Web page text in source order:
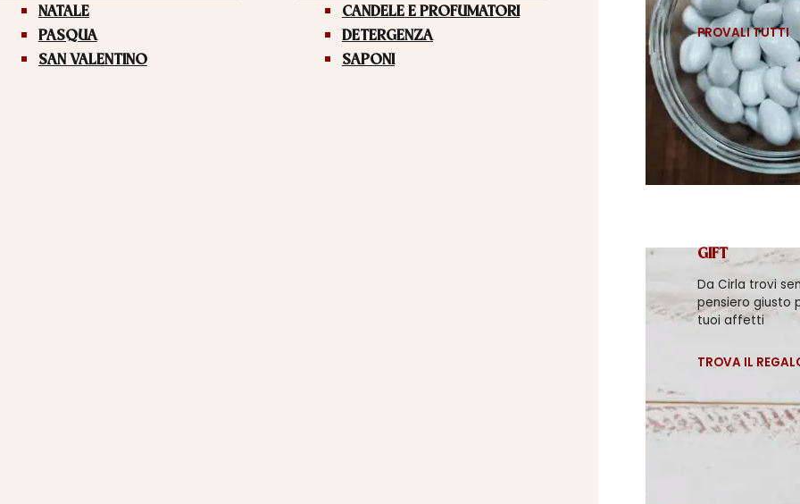
NATALE
PASQUA
SAN VALENTINO
CANDELE E PROFUMATORI
DETERGENZA
SAPONI
PROVALI TUTTI
GIFT
Da Cirla trovi
pensiero giusto
tuoi affetti
TROVA IL